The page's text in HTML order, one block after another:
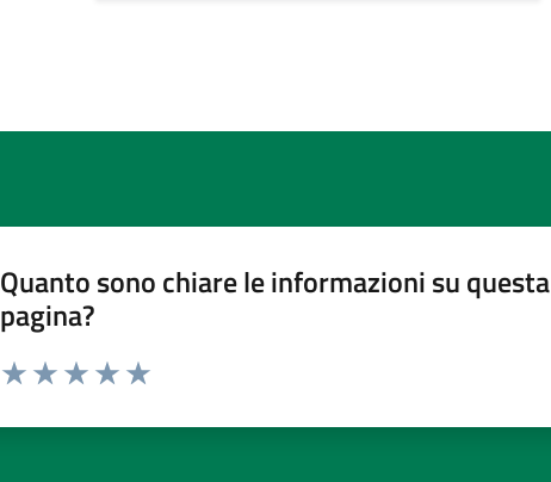
Quanto sono chiare le informazioni su questa
pagina?